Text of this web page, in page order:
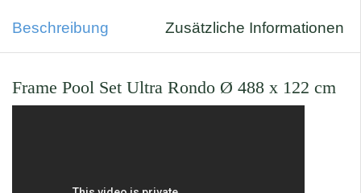
Beschreibung Zusätzliche Informationen
Frame Pool Set Ultra Rondo Ø 488 x 122 cm